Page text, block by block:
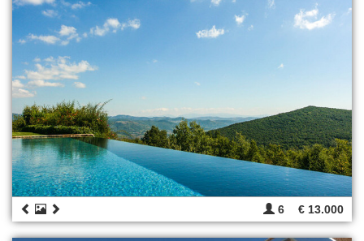
6 € 13.000